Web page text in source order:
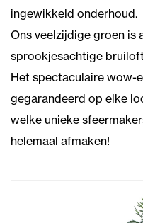
ingewikkeld onderhoud.
Ons veelzijdige groen is
sprookjesachtige
Het spectaculaire wow-
gegarandeerd op elke
welke unieke
helemaal afmaken!